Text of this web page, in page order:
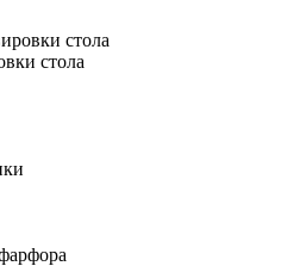
стола
стола